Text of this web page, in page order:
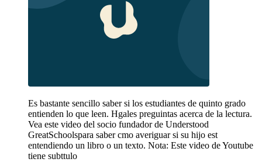
Es bastante sencillo saber si los estudiantes de quinto grado
entienden lo que leen. Hgales preguintas acerca de la lectura.
Vea este video del socio fundador de Understood
GreatSchoolspara saber cmo averiguar si su hijo est
entendiendo un libro o un texto. Nota: Este video de Youtube
tiene subttulo